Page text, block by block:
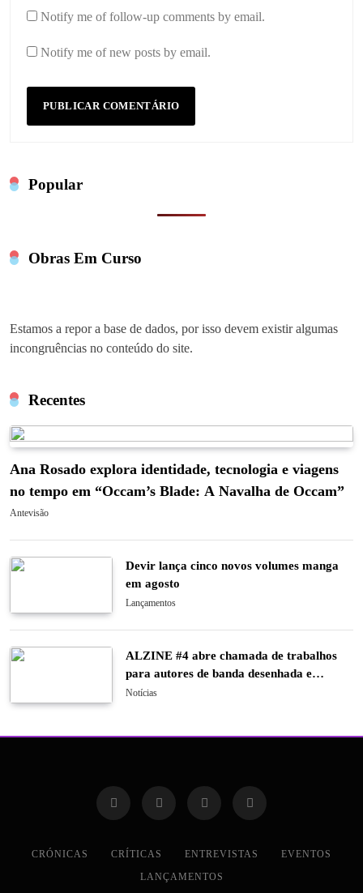
Notify me of follow-up comments by email.
Notify me of new posts by email.
Popular
Obras Em Curso
Estamos a repor a base de dados, por isso devem existir algumas
incongruências no conteúdo do site.
Recentes
Ana Rosado explora identidade, tecnologia e viagens
no tempo em “Occam’s Blade: A Navalha de Occam”
Antevisão
Devir lança cinco novos volumes manga
em agosto
Lançamentos
ALZINE #4 abre chamada de trabalhos
para autores de banda desenhada e
ilustração
Notícias
CRÓNICAS CRÍTICAS ENTREVISTAS
EVENTOS
LANÇAMENTOS